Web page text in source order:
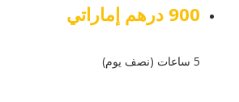
900 درهم إماراتي
5 ساعات (نصف يوم)